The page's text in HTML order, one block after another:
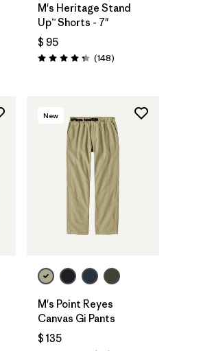
M's Heritage Stand
Up™ Shorts - 7"
$ 95
Valoración: 4.4 / 5
(148Comentarios
)
New
M's Point Reyes
Canvas Gi Pants
$ 135